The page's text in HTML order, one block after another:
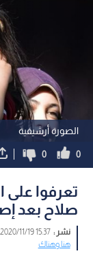
الصورة أرشيفية
0
0
تعرفوا على
صلاح بعد
نشر :15:37 2020/11/19
هنا وهناك